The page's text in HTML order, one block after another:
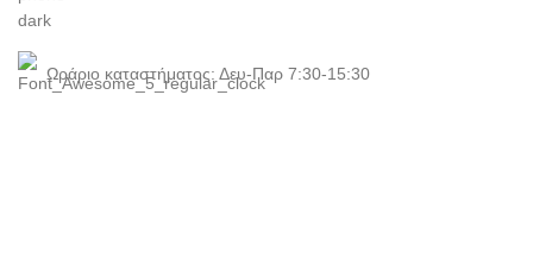
Ωράριο καταστήματος: Δευ-Παρ 7:30-15:30